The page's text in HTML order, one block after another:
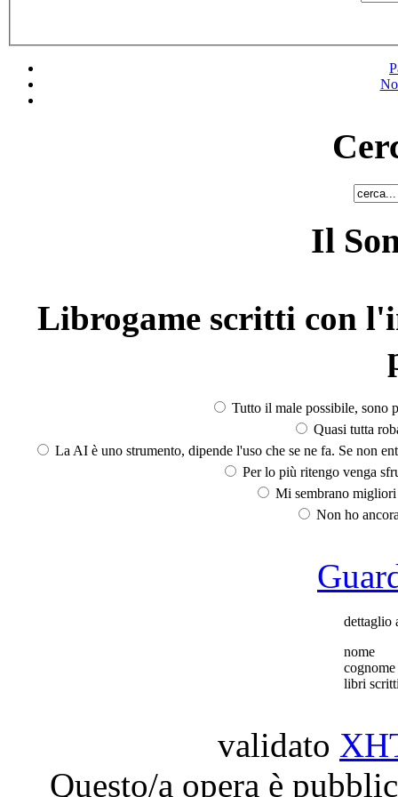
Il
Librogame scritti con
Tutto il male possibile, sono
Quasi tutta
La AI è uno strumento, dipende l'uso che se ne fa. Se non
Per lo più ritengo venga
Mi sembrano
Non ho
dettaglio
nome
cognome
libri
validato
Questo/a opera è